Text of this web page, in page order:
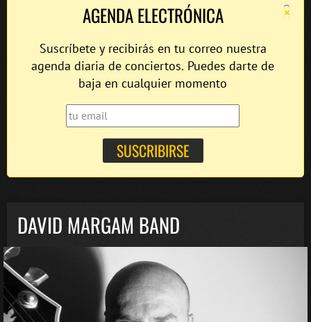
×
AGENDA ELECTRÓNICA
Suscríbete y recibirás en tu correo nuestra
agenda diaria de conciertos. Puedes darte de
baja en cualquier momento
DAVID MARGAM BAND